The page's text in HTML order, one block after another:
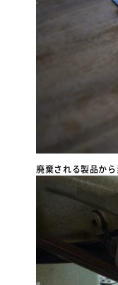
廃棄される製品か